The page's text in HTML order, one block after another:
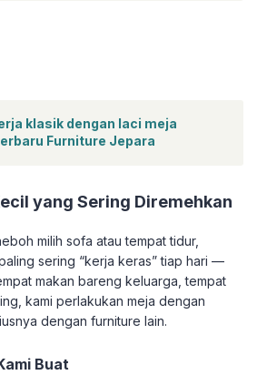
klasik dengan laci meja
Furniture Jepara
yang Sering Diremehkan
milih sofa atau tempat tidur,
sering “kerja keras” tiap hari —
makan bareng keluarga, tempat
kami perlakukan meja dengan
dengan furniture lain.
Buat